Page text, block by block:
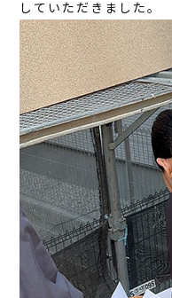
していただきました。